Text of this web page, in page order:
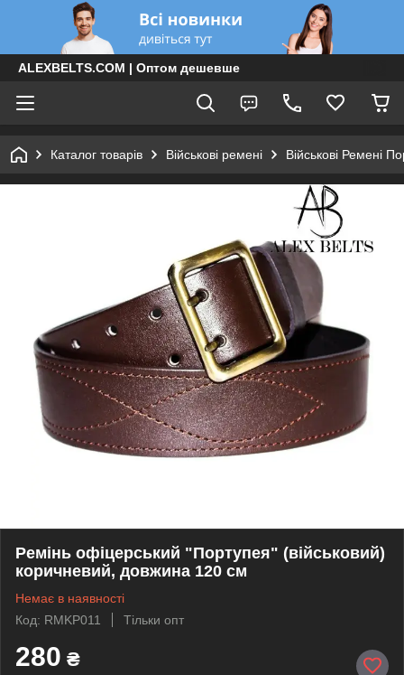
ALEXBELTS.COM | Оптом дешевше
Каталог товарів Військові ремені Військові Ремені
Ремінь офіцерський "Портупея" (військовий)
коричневий, довжина 120 см
Немає в наявності
Код: RMKP011
Тільки опт
280 ₴